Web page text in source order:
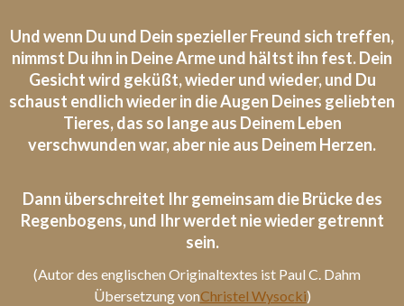
Und wenn Du und Dein spezieller Freund sich treffen,
nimmst Du ihn in Deine Arme und hältst ihn fest. Dein
Gesicht wird geküßt, wieder und wieder, und Du
schaust endlich wieder in die Augen Deines geliebten
Tieres, das so lange aus Deinem Leben
verschwunden war, aber nie aus Deinem Herzen.
Dann überschreitet Ihr gemeinsam die Brücke des
Regenbogens, und Ihr werdet nie wieder getrennt
sein.
(Autor des englischen Originaltextes ist Paul C. Dahm
Übersetzung vonChristel Wysocki)